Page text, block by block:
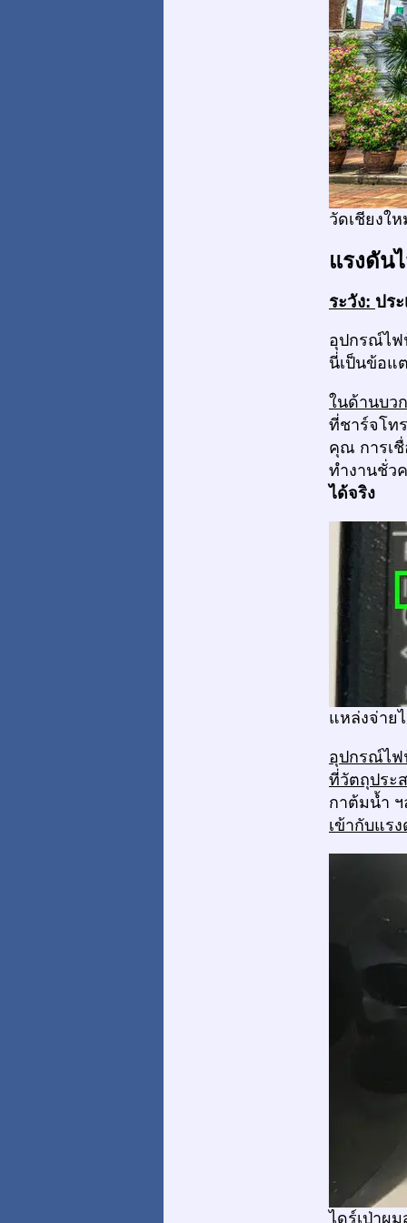
วัดเชียงใ
แรงดัน
ระวัง: ปร
อุปกรณ์ไฟ
นี่เป็นข้อแ
ในด้านบว
ที่ชาร์จโท
คุณ การเ
ทำงานชั่ว
ได้จริง
แหล่งจ่าย
อุปกรณ์ไฟ
ที่วัตถุประ
กาต้มน้ำ
เข้ากับแร
ไดร์เป่าผ